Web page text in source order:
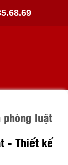
luật
- Thiết kế